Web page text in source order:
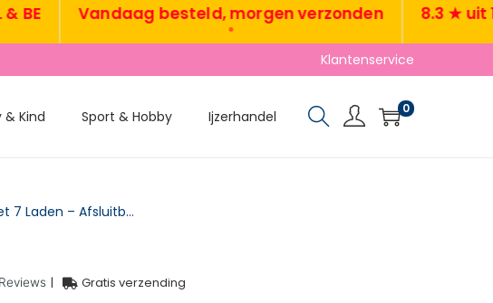
Vandaag besteld, morgen verzonden 8.3 ★ uit
Klantenservice
& Kind Sport & Hobby Ijzerhandel 0
TRUUSK Werkplaatswagen Met Wielen – Gereedschapswagen Met 7 Laden – Afsluitbaar en Mobiel – Max. Belasting 150kg – Staal – Rood
| Gratis verzending